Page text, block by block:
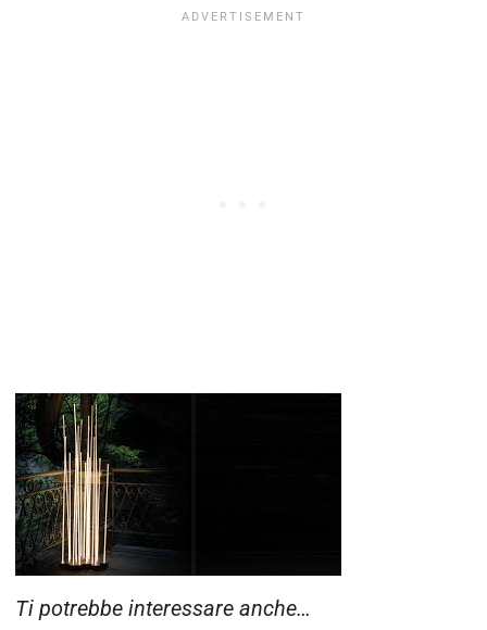
Ti potrebbe interessare anche…